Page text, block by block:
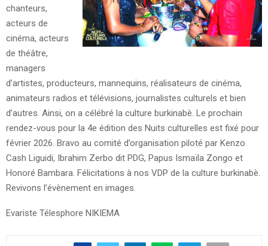
chanteurs,
acteurs de
cinéma, acteurs
de théâtre,
managers
d’artistes, producteurs, mannequins, réalisateurs de cinéma,
animateurs radios et télévisions, journalistes culturels et bien
d’autres. Ainsi, on a célébré la culture burkinabè. Le prochain
rendez-vous pour la 4e édition des Nuits culturelles est fixé pour
février 2026. Bravo au comité d’organisation piloté par Kenzo
Cash Liguidi, Ibrahim Zerbo dit PDG, Papus Ismaïla Zongo et
Honoré Bambara. Félicitations à nos VDP de la culture burkinabè.
Revivons l’évènement en images.
Evariste Télesphore NIKIEMA